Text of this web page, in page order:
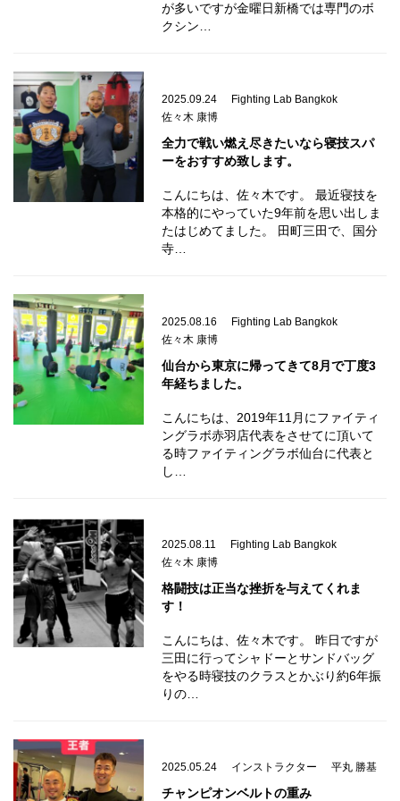
が多いですが金曜日新橋では専門のボ
クシン…
2025.09.24
Fighting Lab Bangkok
佐々木 康博
全力で戦い燃え尽きたいなら寝技スパ
ーをおすすめ致します。
こんにちは、佐々木です。 最近寝技を
本格的にやっていた9年前を思い出しま
たはじめてました。 田町三田で、国分
寺…
2025.08.16
Fighting Lab Bangkok
佐々木 康博
仙台から東京に帰ってきて8月で丁度3
年経ちました。
こんにちは、2019年11月にファイティ
ングラボ赤羽店代表をさせてに頂いて
る時ファイティングラボ仙台に代表と
し…
2025.08.11
Fighting Lab Bangkok
佐々木 康博
格闘技は正当な挫折を与えてくれま
す！
こんにちは、佐々木です。 昨日ですが
三田に行ってシャドーとサンドバッグ
をやる時寝技のクラスとかぶり約6年振
りの…
2025.05.24 インストラクター 平丸 勝基
チャンピオンベルトの重み